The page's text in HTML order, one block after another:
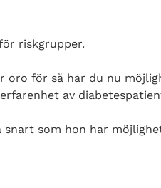
riskgrupper.
oro för så har du nu
av
snart som hon har